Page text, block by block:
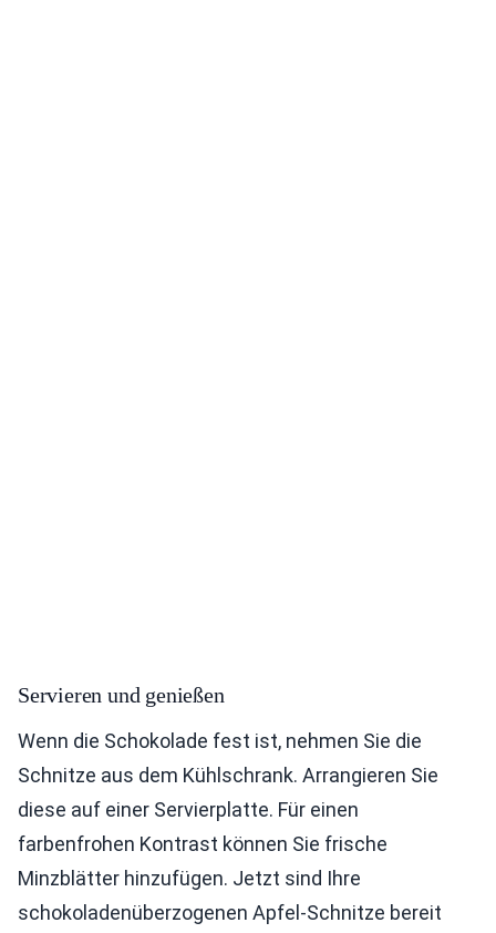
Servieren und genießen
Wenn die Schokolade fest ist, nehmen Sie die
Schnitze aus dem Kühlschrank. Arrangieren Sie
diese auf einer Servierplatte. Für einen
farbenfrohen Kontrast können Sie frische
Minzblätter hinzufügen. Jetzt sind Ihre
schokoladenüberzogenen Apfel-Schnitze bereit